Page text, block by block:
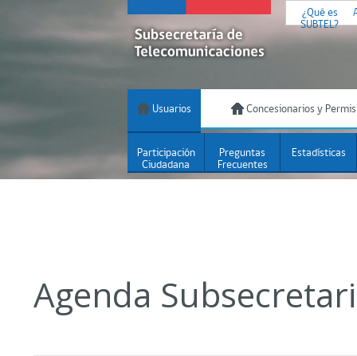
¿Qué es
SUBTEL?
Usuarios Concesionarios y
Participación
Ciudadana
Preguntas
Frecuentes
Estadísticas
Agenda